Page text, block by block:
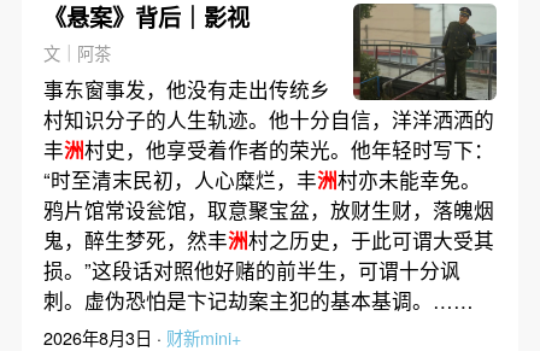
《悬案》背后｜影视
文｜阿茶
事东窗事发，他没有走出传统乡
村知识分子的人生轨迹。他十分自信，洋洋洒洒的
丰洲村史，他享受着作者的荣光。他年轻时写下：
“时至清末民初，人心糜烂，丰洲村亦未能幸免。
鸦片馆常设瓮馆，取意聚宝盆，放财生财，落魄烟
鬼，醉生梦死，然丰洲村之历史，于此可谓大受其
损。”这段话对照他好赌的前半生，可谓十分讽
刺。虚伪恐怕是卞记劫案主犯的基本基调。……
2026年8月3日 · 财新mini+